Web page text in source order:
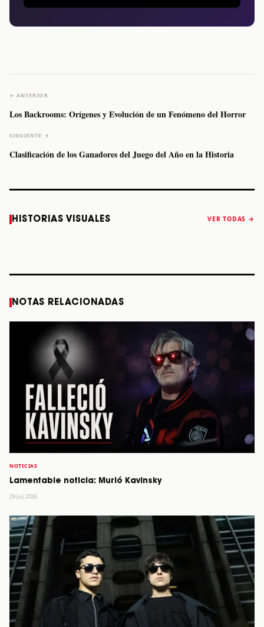
← ANTERIOR
Los Backrooms: Orígenes y Evolución de un Fenómeno del Horror
SIGUIENTE →
Clasificación de los Ganadores del Juego del Año en la Historia
HISTORIAS VISUALES VER TODAS →
a Monterrey el
Staiti, guitarrista
anuncia “Reality
NOTAS RELACIONADAS
NOTICIAS
Lamentable noticia: Murió Kavinsky
29 Jul, 2026